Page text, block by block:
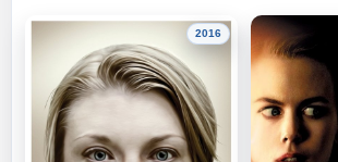
2016